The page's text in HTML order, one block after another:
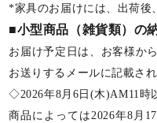
*家具のお届けには、出荷後
■小型商品（雑貨類）の
お届け予定日は、お客様か
お送りするメールに記載され
◇2026年8月6日(木)AM11時
商品によっては2026年8月